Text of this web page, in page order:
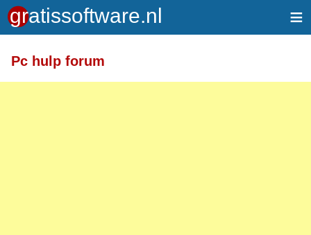
≡
Pc hulp forum